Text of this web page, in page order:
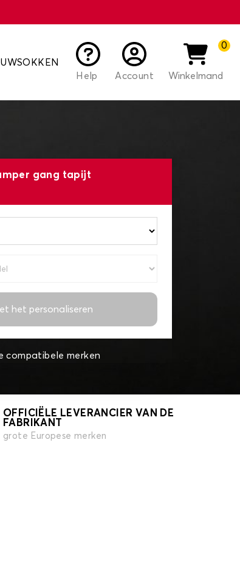
Help
Account
0
Winkelmand
gang tapijt
het personaliseren
compatibele merken
OFFICIËLE LEVERANCIER VAN DE
FABRIKANT
grote Europese merken